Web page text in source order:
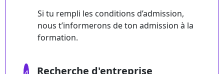
Si tu rempli les conditions d’admission,
nous t’informerons de ton admission à la
formation.
Recherche d'entreprise